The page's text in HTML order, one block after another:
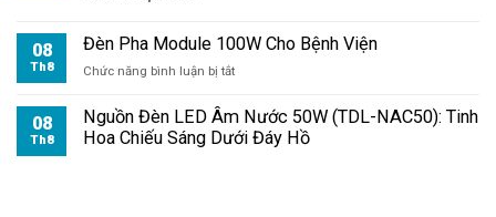
Hàng
08
Th8
Đèn Pha Module 100W Cho Bệnh Viện
Chức năng bình luận bị tắtở
Pha
Module
100W
08
Th8
Nguồn Đèn LED Âm Nước 50W (TDL-NAC50): Tinh
Hoa Chiếu Sáng Dưới Đáy Hồ